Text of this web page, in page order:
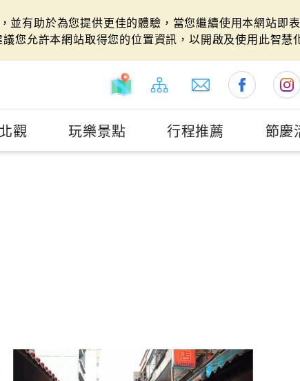
並有助於為您提供更佳的體驗，當您繼續使用本網站即
您允許本網站取得您的位置資訊，以開啟及使用此智慧
觀 玩樂景點 行程推薦 節慶